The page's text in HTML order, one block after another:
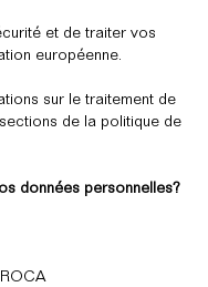
et de traiter vos
européenne.
sur le traitement de
de la politique de
données personnelles?